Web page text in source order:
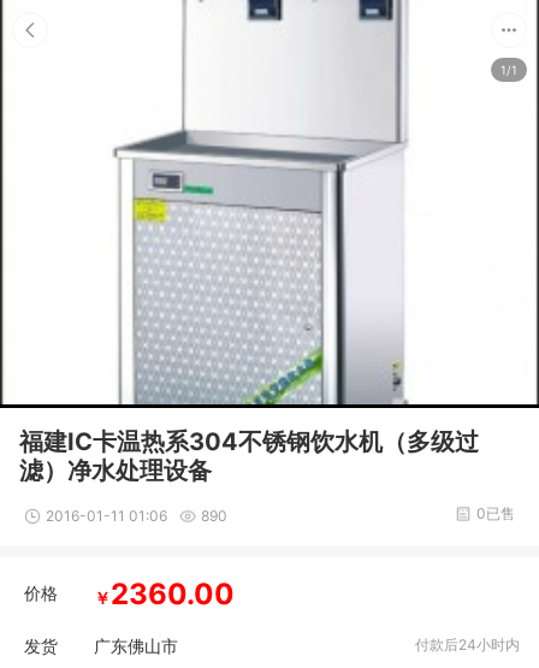
1/1
福建IC卡温热系304不锈钢饮水机（多级过
滤）净水处理设备
2016-01-11 01:06 890 0已售
价格 ￥2360.00
发货 广东佛山市 付款后24小时内